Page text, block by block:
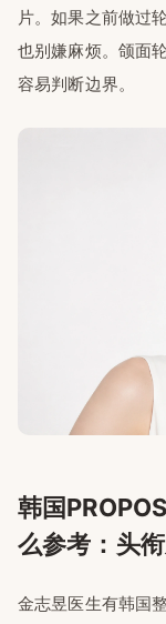
片。如果之前做过
也别嫌麻烦。颌面
容易判断边界。
韩国
么参考：头
金志昱医生有韩国